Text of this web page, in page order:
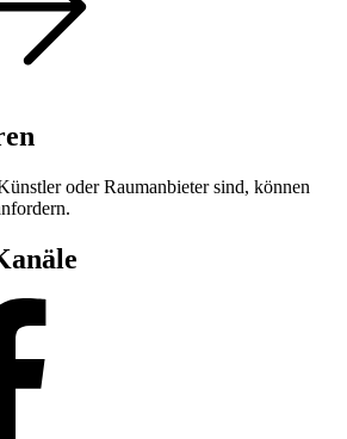
oder Raumanbieter sind, können